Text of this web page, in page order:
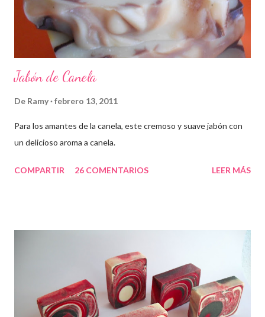
Jabón de Canela
De Ramy febrero 13, 2011
Para los amantes de la canela, este cremoso y suave jabón con
un delicioso aroma a canela.
COMPARTIR 26 COMENTARIOS LEER MÁS